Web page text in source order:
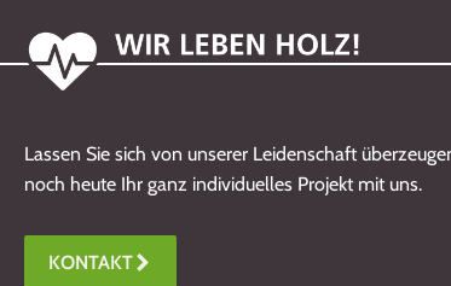
Lassen Sie sich von unserer Leidenschaft
noch heute Ihr ganz individuelles Projekt mit uns.
KONTAKT